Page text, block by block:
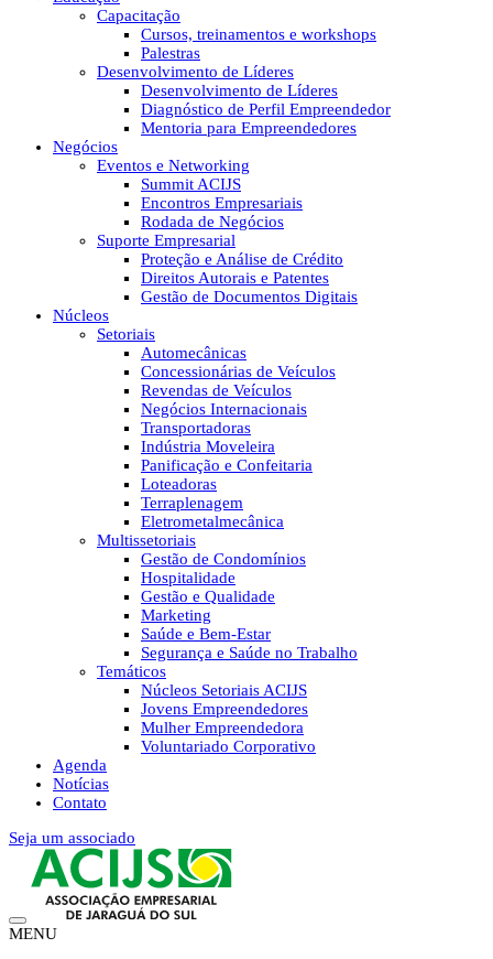
Capacitação
Cursos, treinamentos e workshops
Palestras
Desenvolvimento de Líderes
Desenvolvimento de Líderes
Diagnóstico de Perfil Empreendedor
Mentoria para Empreendedores
Negócios
Eventos e Networking
Summit ACIJS
Encontros Empresariais
Rodada de Negócios
Suporte Empresarial
Proteção e Análise de Crédito
Direitos Autorais e Patentes
Gestão de Documentos Digitais
Núcleos
Setoriais
Automecânicas
Concessionárias de Veículos
Revendas de Veículos
Negócios Internacionais
Transportadoras
Indústria Moveleira
Panificação e Confeitaria
Loteadoras
Terraplenagem
Eletrometalmecânica
Multissetoriais
Gestão de Condomínios
Hospitalidade
Gestão e Qualidade
Marketing
Saúde e Bem-Estar
Segurança e Saúde no Trabalho
Temáticos
Núcleos Setoriais ACIJS
Jovens Empreendedores
Mulher Empreendedora
Voluntariado Corporativo
Agenda
Notícias
Contato
Seja um associado
MENU